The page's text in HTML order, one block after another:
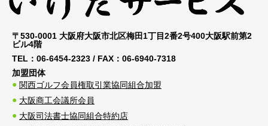
〒530-0001 大阪府大阪市北区梅田1丁目2番2号400大阪駅前第2
ビル4階
TEL： 06-6454-2323 / FAX： 06-6940-7318
加盟団体
関西ゴルフ会員権取引業協同組合加盟
大阪商工会議所会員
大阪司法書士協同組合特約店